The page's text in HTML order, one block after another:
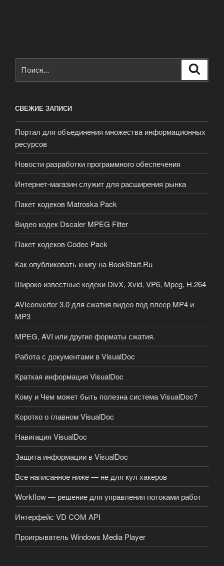
СВЕЖИЕ ЗАПИСИ
Портал для объединения множества информационных
ресурсов
Новости разработки программного обеспечения
Интернет-магазин служит для расширения рынка
Пакет кодеков Matroska Pack
Видео кодек Dscaler MPEG Filter
Пакет кодеков Codec Pack
Как опубликовать книгу на BookStart.Ru
Широко известные кодеки DivX, Xvid, VP6, Mpeg, H.264
AVIconverter 3.0 для сжатия видео под плеер MP4 и
MP3
MPEG, AVI или другие форматы сжатия.
Работа с документами в VisualDoc
Краткая информация VisualDoc
Кому и Чем может быть полезна система VisualDoc?
Коротко о главном VisualDoc
Навигация VisualDoc
Защита информации в VisualDoc
Все написанное ниже — не для кул хакеров
Workflow — решение для управления потоками работ
Интерфейс VD COM API
Проигрыватель Windows Media Player